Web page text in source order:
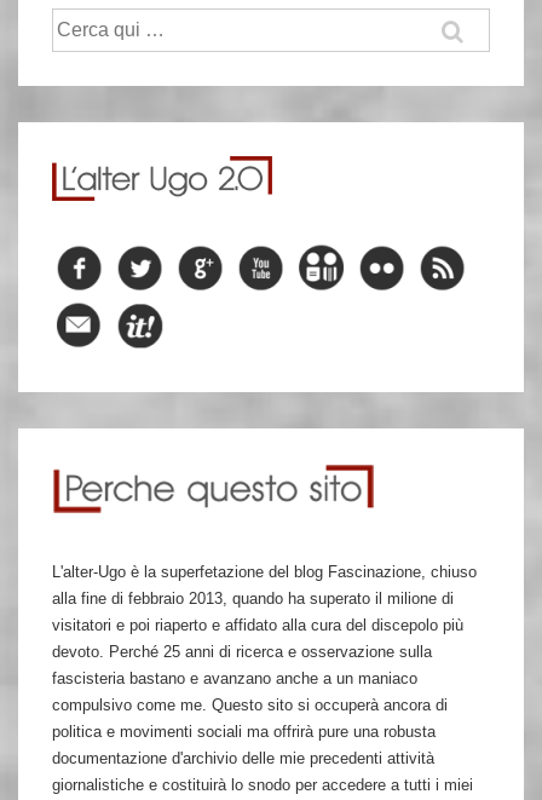
Cerca:
L'alter-Ugo è la superfetazione del blog Fascinazione, chiuso
alla fine di febbraio 2013, quando ha superato il milione di
visitatori e poi riaperto e affidato alla cura del discepolo più
devoto. Perché 25 anni di ricerca e osservazione sulla
fascisteria bastano e avanzano anche a un maniaco
compulsivo come me. Questo sito si occuperà ancora di
politica e movimenti sociali ma offrirà pure una robusta
documentazione d'archivio delle mie precedenti attività
giornalistiche e costituirà lo snodo per accedere a tutti i miei